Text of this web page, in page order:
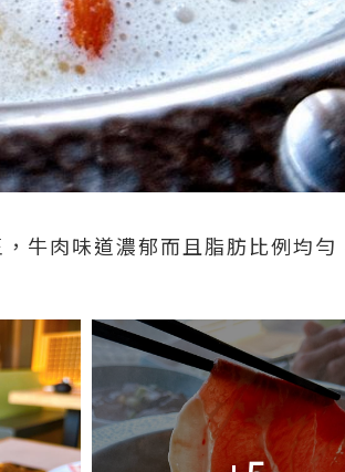
牛肉味道濃郁而且脂肪比例均勻